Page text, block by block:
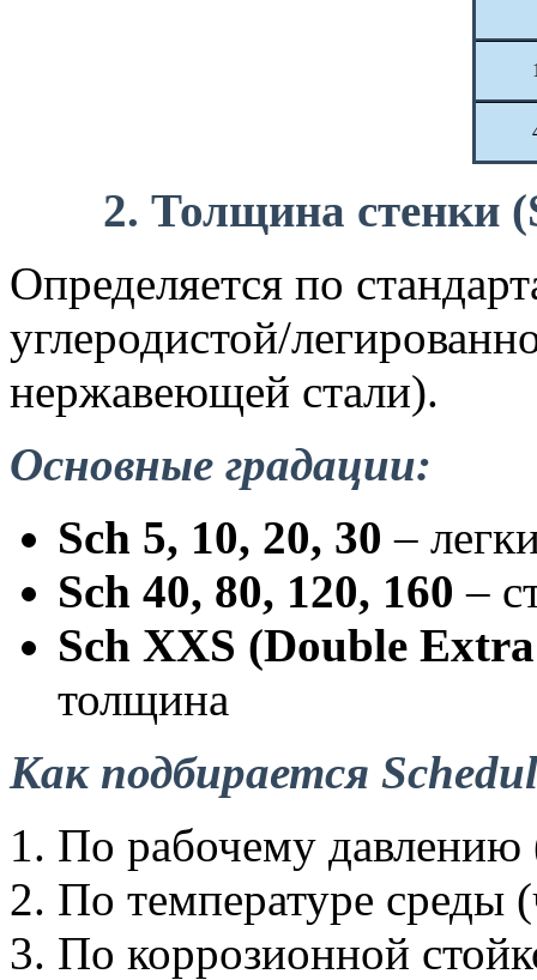
2. Толщина стенки
Определяется по
углеродистой/
нержавеющей стали).
Основные градации:
Sch 5, 10, 20, 30 –
Sch 40, 80, 120, 160 –
Sch XXS (Double
толщина
Как подбирается
По рабочему давлению
По температуре среды
По коррозионной